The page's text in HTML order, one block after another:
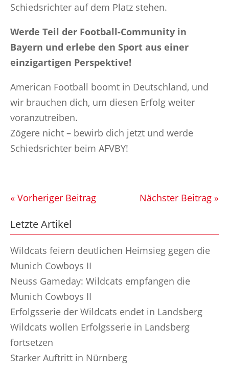
Schiedsrichter auf dem Platz stehen.
Werde Teil der Football-Community in
Bayern und erlebe den Sport aus einer
einzigartigen Perspektive!
American Football boomt in Deutschland, und
wir brauchen dich, um diesen Erfolg weiter
voranzutreiben.
Zögere nicht – bewirb dich jetzt und werde
Schiedsrichter beim AFVBY!
« Vorheriger Beitrag Nächster Beitrag »
Letzte Artikel
Wildcats feiern deutlichen Heimsieg gegen die
Munich Cowboys II
Neuss Gameday: Wildcats empfangen die
Munich Cowboys II
Erfolgsserie der Wildcats endet in Landsberg
Wildcats wollen Erfolgsserie in Landsberg
fortsetzen
Starker Auftritt in Nürnberg